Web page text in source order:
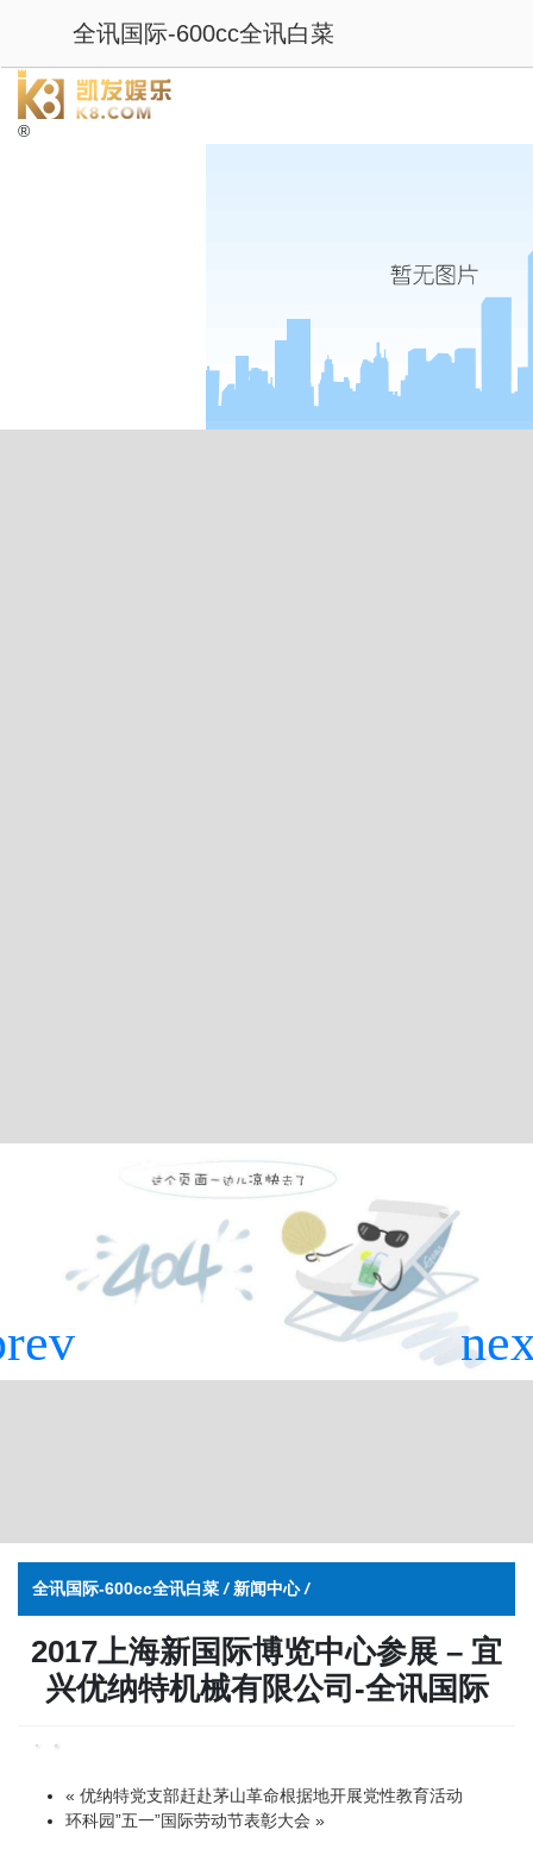
®
全讯国际-600cc全讯白菜
全讯国际-600cc全讯白菜 / 新闻中心 /
2017上海新国际博览中心参展 – 宜
兴优纳特机械有限公司-全讯国际
« 优纳特党支部赶赴茅山革命根据地开展党性教育活动
环科园”五一”国际劳动节表彰大会 »